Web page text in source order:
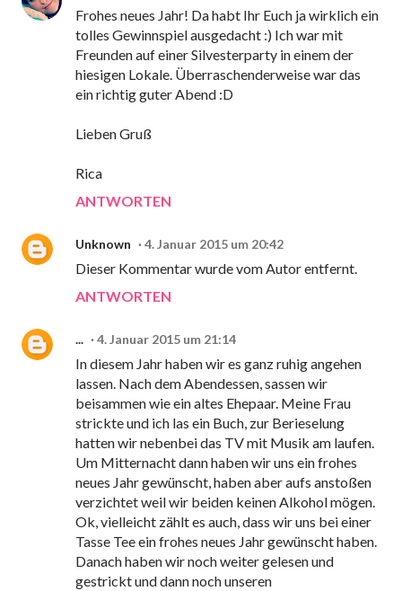
Frohes neues Jahr! Da habt Ihr Euch ja wirklich ein
tolles Gewinnspiel ausgedacht :) Ich war mit
Freunden auf einer Silvesterparty in einem der
hiesigen Lokale. Überraschenderweise war das
ein richtig guter Abend :D
Lieben Gruß
Rica
ANTWORTEN
Unknown 4. Januar 2015 um 20:42
Dieser Kommentar wurde vom Autor entfernt.
ANTWORTEN
... 4. Januar 2015 um 21:14
In diesem Jahr haben wir es ganz ruhig angehen
lassen. Nach dem Abendessen, sassen wir
beisammen wie ein altes Ehepaar. Meine Frau
strickte und ich las ein Buch, zur Berieselung
hatten wir nebenbei das TV mit Musik am laufen.
Um Mitternacht dann haben wir uns ein frohes
neues Jahr gewünscht, haben aber aufs anstoßen
verzichtet weil wir beiden keinen Alkohol mögen.
Ok, vielleicht zählt es auch, dass wir uns bei einer
Tasse Tee ein frohes neues Jahr gewünscht haben.
Danach haben wir noch weiter gelesen und
gestrickt und dann noch unseren